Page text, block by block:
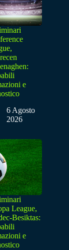
e
6 Agosto
2026
League,
Besiktas:
e